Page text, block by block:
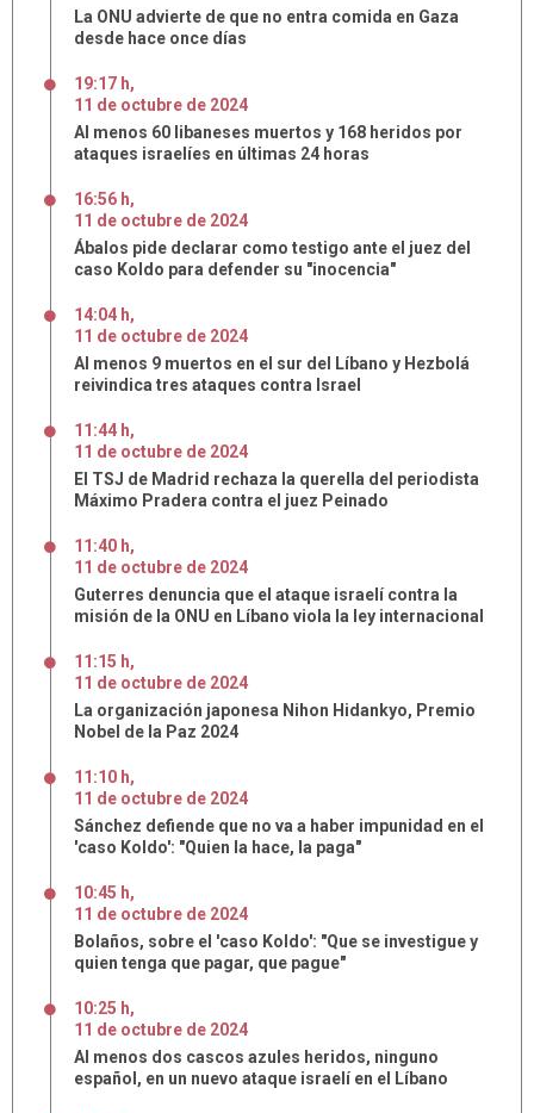
La ONU advierte de que no entra comida en Gaza
desde hace once días
19:17 h,
11 de octubre de 2024
Al menos 60 libaneses muertos y 168 heridos por
ataques israelíes en últimas 24 horas
16:56 h,
11 de octubre de 2024
Ábalos pide declarar como testigo ante el juez del
caso Koldo para defender su "inocencia"
14:04 h,
11 de octubre de 2024
Al menos 9 muertos en el sur del Líbano y Hezbolá
reivindica tres ataques contra Israel
11:44 h,
11 de octubre de 2024
El TSJ de Madrid rechaza la querella del periodista
Máximo Pradera contra el juez Peinado
11:40 h,
11 de octubre de 2024
Guterres denuncia que el ataque israelí contra la
misión de la ONU en Líbano viola la ley internacional
11:15 h,
11 de octubre de 2024
La organización japonesa Nihon Hidankyo, Premio
Nobel de la Paz 2024
11:10 h,
11 de octubre de 2024
Sánchez defiende que no va a haber impunidad en el
'caso Koldo': "Quien la hace, la paga"
10:45 h,
11 de octubre de 2024
Bolaños, sobre el 'caso Koldo': "Que se investigue y
quien tenga que pagar, que pague"
10:25 h,
11 de octubre de 2024
Al menos dos cascos azules heridos, ninguno
español, en un nuevo ataque israelí en el Líbano